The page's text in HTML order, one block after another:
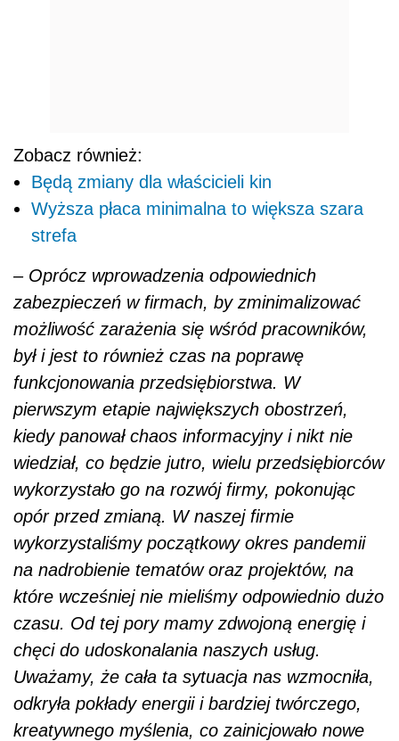
Zobacz również:
Będą zmiany dla właścicieli kin
Wyższa płaca minimalna to większa szara
strefa
– Oprócz wprowadzenia odpowiednich
zabezpieczeń w firmach, by zminimalizować
możliwość zarażenia się wśród pracowników,
był i jest to również czas na poprawę
funkcjonowania przedsiębiorstwa. W
pierwszym etapie największych obostrzeń,
kiedy panował chaos informacyjny i nikt nie
wiedział, co będzie jutro, wielu przedsiębiorców
wykorzystało go na rozwój firmy, pokonując
opór przed zmianą. W naszej firmie
wykorzystaliśmy początkowy okres pandemii
na nadrobienie tematów oraz projektów, na
które wcześniej nie mieliśmy odpowiednio dużo
czasu. Od tej pory mamy zdwojoną energię i
chęci do udoskonalania naszych usług.
Uważamy, że cała ta sytuacja nas wzmocniła,
odkryła pokłady energii i bardziej twórczego,
kreatywnego myślenia, co zainicjowało nowe